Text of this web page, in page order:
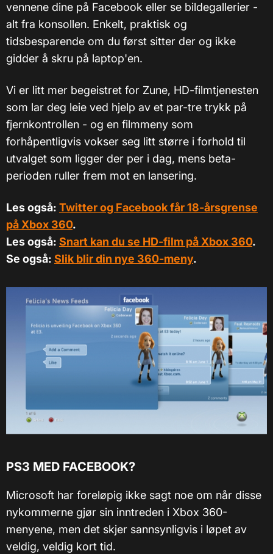
vennene dine på Facebook eller se bildegallerier -
alt fra konsollen. Enkelt, praktisk og
tidsbesparende om du først sitter der og ikke
gidder å skru på laptop'en.
Vi er litt mer begeistret for Zune, HD-filmtjenesten
som lar deg leie ved hjelp av et par-tre trykk på
fjernkontrollen - og en filmmeny som
forhåpentligvis vokser seg litt større i forhold til
utvalget som ligger der per i dag, mens beta-
perioden ruller frem mot en lansering.
Les også: Twitter og Facebook får 18-årsgrense
på Xbox 360.
Les også: Snart kan du se HD-film på Xbox 360.
Se også: Slik blir din nye 360-meny.
PS3 MED FACEBOOK?
Microsoft har foreløpig ikke sagt noe om når disse
nykommerne gjør sin inntreden i Xbox 360-
menyene, men det skjer sannsynligvis i løpet av
veldig, veldig kort tid.